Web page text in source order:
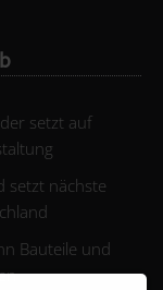
setzt auf
setzt nächste
Bauteile und